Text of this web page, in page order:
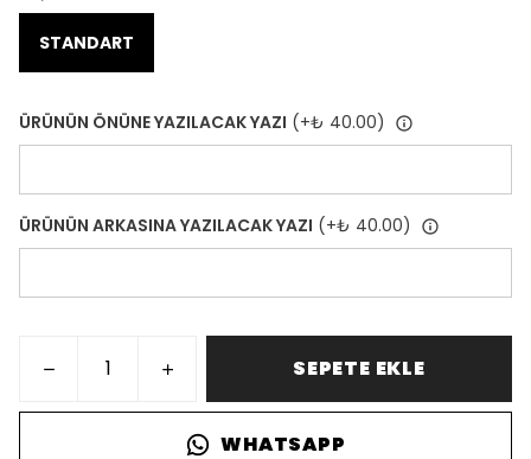
STANDART
ÜRÜNÜN ÖNÜNE YAZILACAK YAZI (+₺ 40.00)
ÜRÜNÜN ARKASINA YAZILACAK YAZI (+₺ 40.00)
SEPETE EKLE
WHATSAPP